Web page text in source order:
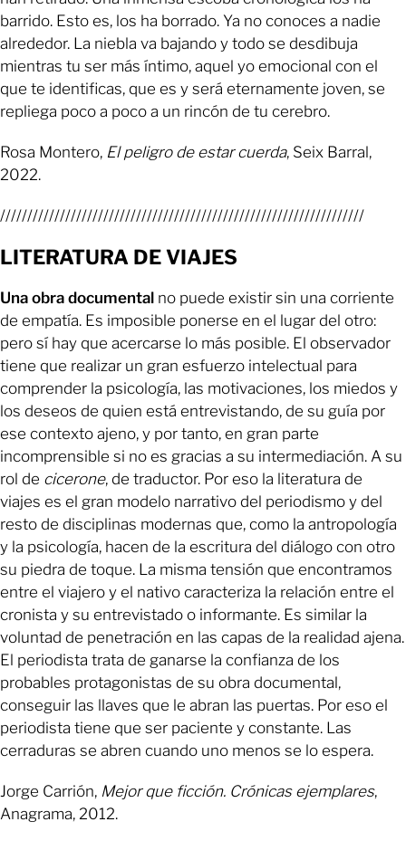
barrido. Esto es, los ha borrado. Ya no conoces a nadie
alrededor. La niebla va bajando y todo se desdibuja
mientras tu ser más íntimo, aquel yo emocional con el
que te identificas, que es y será eternamente joven, se
repliega poco a poco a un rincón de tu cerebro.
Rosa Montero, El peligro de estar cuerda, Seix Barral,
2022.
///////////////////////////////////////////////////////////////////
LITERATURA DE VIAJES
Una obra documental no puede existir sin una corriente
de empatía. Es imposible ponerse en el lugar del otro:
pero sí hay que acercarse lo más posible. El observador
tiene que realizar un gran esfuerzo intelectual para
comprender la psicología, las motivaciones, los miedos y
los deseos de quien está entrevistando, de su guía por
ese contexto ajeno, y por tanto, en gran parte
incomprensible si no es gracias a su intermediación. A su
rol de cicerone, de traductor. Por eso la literatura de
viajes es el gran modelo narrativo del periodismo y del
resto de disciplinas modernas que, como la antropología
y la psicología, hacen de la escritura del diálogo con otro
su piedra de toque. La misma tensión que encontramos
entre el viajero y el nativo caracteriza la relación entre el
cronista y su entrevistado o informante. Es similar la
voluntad de penetración en las capas de la realidad ajena.
El periodista trata de ganarse la confianza de los
probables protagonistas de su obra documental,
conseguir las llaves que le abran las puertas. Por eso el
periodista tiene que ser paciente y constante. Las
cerraduras se abren cuando uno menos se lo espera.
Jorge Carrión, Mejor que ficción. Crónicas ejemplares,
Anagrama, 2012.